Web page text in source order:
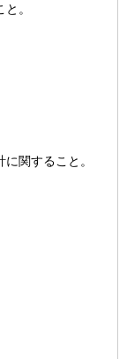
。
関すること。